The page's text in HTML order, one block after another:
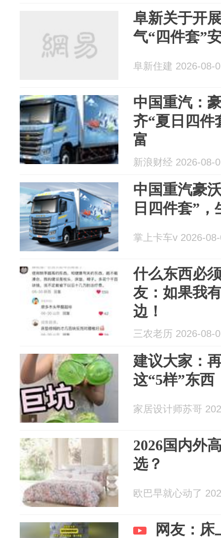
阜新关于开
气“四件套”
阜新住建 2026-08-
中国重汽：
齐“夏日四件
富
新浪财经 2026-08-
中国重汽豪
日四件套”
掌上卡车v 2026-
什么东西必
友：如果我
边！
三农老历 2026-08-
建议大家：
这“5样”东西
家居设计师苏哥
2026国内外
选？
欧巴早就心动了
网友：床